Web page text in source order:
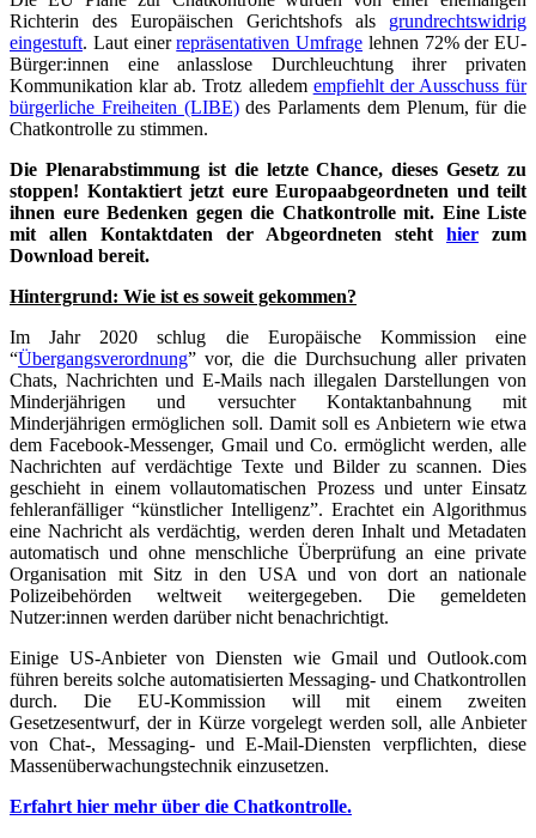
Richterin des Europäischen Gerichtshofs als grundrechtswidrig
eingestuft. Laut einerrepräsentativen Umfrage lehnen 72% der EU-
Bürger:innen eine anlasslose Durchleuchtung ihrer privaten
Kommunikation klar ab. Trotz alledem empfiehlt der Ausschuss für
bürgerliche Freiheiten (LIBE)des Parlaments dem Plenum, für die
Chatkontrolle zu stimmen.
Die Plenarabstimmung ist die letzte Chance, dieses Gesetz zu
stoppen! Kontaktiert jetzt eure Europaabgeordneten und teilt
ihnen eure Bedenken gegen die Chatkontrolle mit. Eine Liste
mit allen Kontaktdaten der Abgeordneten steht hier zum
Download bereit.
Hintergrund: Wie ist es soweit gekommen?
Im Jahr 2020 schlug die Europäische Kommission eine
“Übergangsverordnung” vor, die die Durchsuchung aller privaten
Chats, Nachrichten und E-Mails nach illegalen Darstellungen von
Minderjährigen und versuchter Kontaktanbahnung mit
Minderjährigen ermöglichen soll. Damit soll es Anbietern wie etwa
dem Facebook-Messenger, Gmail und Co. ermöglicht werden, alle
Nachrichten auf verdächtige Texte und Bilder zu scannen. Dies
geschieht in einem vollautomatischen Prozess und unter Einsatz
fehleranfälliger “künstlicher Intelligenz”. Erachtet ein Algorithmus
eine Nachricht als verdächtig, werden deren Inhalt und Metadaten
automatisch und ohne menschliche Überprüfung an eine private
Organisation mit Sitz in den USA und von dort an nationale
Polizeibehörden weltweit weitergegeben. Die gemeldeten
Nutzer:innen werden darüber nicht benachrichtigt.
Einige US-Anbieter von Diensten wie Gmail und Outlook.com
führen bereits solche automatisierten Messaging- und Chatkontrollen
durch. Die EU-Kommission will mit einem zweiten
Gesetzesentwurf, der in Kürze vorgelegt werden soll, alle Anbieter
von Chat-, Messaging- und E-Mail-Diensten verpflichten, diese
Massenüberwachungstechnik einzusetzen.
Erfahrt hier mehr über die Chatkontrolle.